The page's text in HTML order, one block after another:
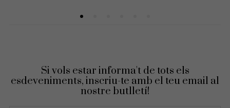
Si vols estar informa't de tots els
esdeveniments, inscriu-te amb el teu email al
nostre butlletí!